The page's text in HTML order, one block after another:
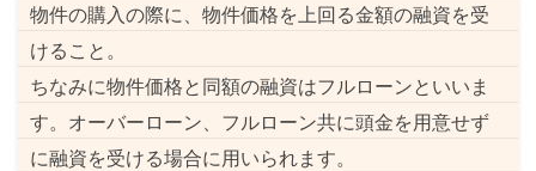
物件の購入の際に、物件価格を上回る金額の融資を受
けること。
ちなみに物件価格と同額の融資はフルローンといいま
す。オーバーローン、フルローン共に頭金を用意せず
に融資を受ける場合に用いられます。